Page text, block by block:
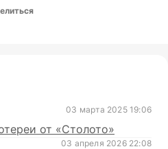
03 марта 2025 19:06
от «Столото»
03 апреля 2026 22:08